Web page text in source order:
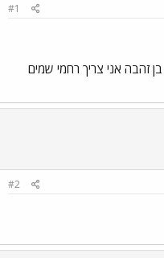
#1
זהבה אני צריך רחמי שמים
#2